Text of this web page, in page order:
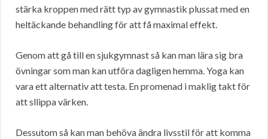
stärka kroppen med rätt typ av gymnastik plussat med en
heltäckande behandling för att få maximal effekt.
Genom att gå till en sjukgymnast så kan man lära sig bra
övningar som man kan utföra dagligen hemma. Yoga kan
vara ett alternativ att testa. En promenad i maklig takt för
att sllippa värken.
Dessutom så kan man behöva ändra livsstil för att komma